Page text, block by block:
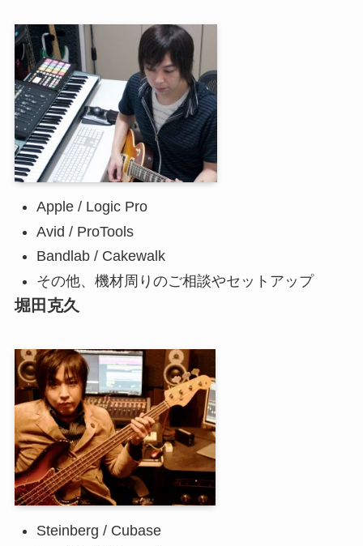
Apple / Logic Pro
Avid / ProTools
Bandlab / Cakewalk
その他、機材周りのご相談やセットアップ
堀田克久
Steinberg / Cubase